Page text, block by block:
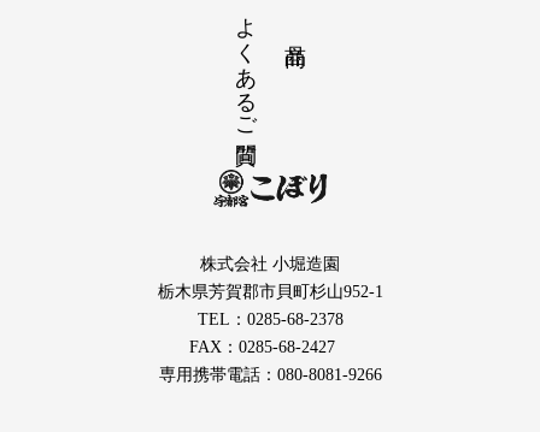
よくあるご質問
株式会社 小堀造園
栃木県芳賀郡市貝町杉山952-1
TEL：0285-68-2378
FAX：0285-68-2427
専用携帯電話：080-8081-9266